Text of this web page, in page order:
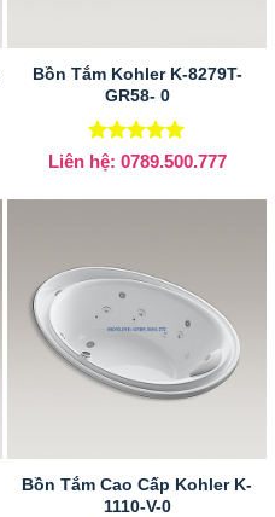
Bồn Tắm Kohler K-8279T-
GR58- 0
Được xếp
hạng
sao
Liên hệ: 0789.500.777
Bồn Tắm Cao Cấp Kohler K-
1110-V-0